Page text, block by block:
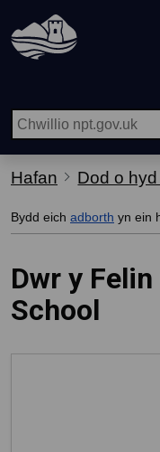
Hepgor gwe-lywio
Hafan Dod o hyd
Bydd eich adborth yn ein
Dwr y
School